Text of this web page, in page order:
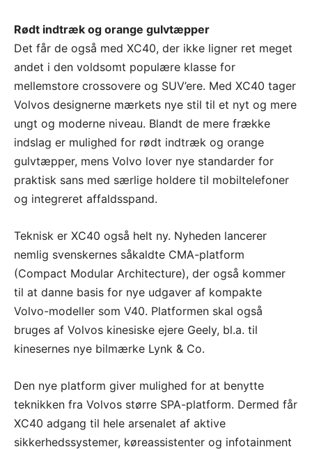
Rødt indtræk og orange gulvtæpper
Det får de også med XC40, der ikke ligner ret meget
andet i den voldsomt populære klasse for
mellemstore crossovere og SUV’ere. Med XC40 tager
Volvos designerne mærkets nye stil til et nyt og mere
ungt og moderne niveau. Blandt de mere frække
indslag er mulighed for rødt indtræk og orange
gulvtæpper, mens Volvo lover nye standarder for
praktisk sans med særlige holdere til mobiltelefoner
og integreret affaldsspand.
Teknisk er XC40 også helt ny. Nyheden lancerer
nemlig svenskernes såkaldte CMA-platform
(Compact Modular Architecture), der også kommer
til at danne basis for nye udgaver af kompakte
Volvo-modeller som V40. Platformen skal også
bruges af Volvos kinesiske ejere Geely, bl.a. til
kinesernes nye bilmærke Lynk & Co.
Den nye platform giver mulighed for at benytte
teknikken fra Volvos større SPA-platform. Dermed får
XC40 adgang til hele arsenalet af aktive
sikkerhedssystemer, køreassistenter og infotainment